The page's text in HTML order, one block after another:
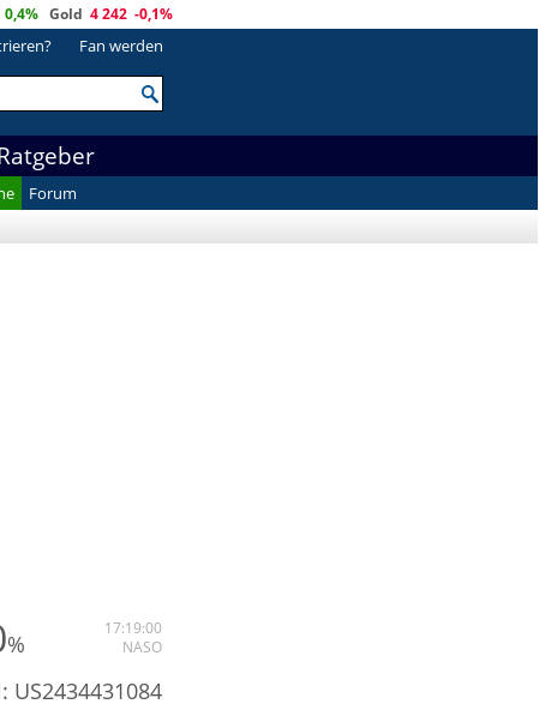
0,4% Gold 4 242 -0,1%
Fan werden
Forum
%
17:19:00
NASO
US2434431084